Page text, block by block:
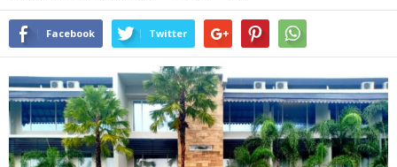
Facebook Twitter